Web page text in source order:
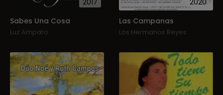
2017
Sabes Una Cosa
Luz Amparo
2020
Las Campanas
Los Hermanos Reyes